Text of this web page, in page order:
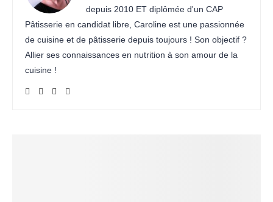
depuis 2010 ET diplômée d'un CAP
Pâtisserie en candidat libre, Caroline est une passionnée
de cuisine et de pâtisserie depuis toujours ! Son objectif ?
Allier ses connaissances en nutrition à son amour de la
cuisine !